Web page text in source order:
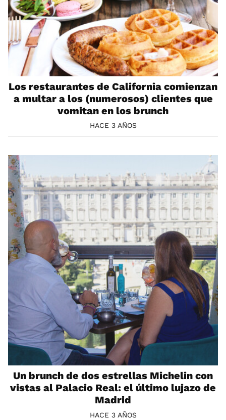
Los restaurantes de California comienzan
a multar a los (numerosos) clientes que
vomitan en los brunch
HACE 3 AÑOS
Un brunch de dos estrellas Michelin con
vistas al Palacio Real: el último lujazo de
Madrid
HACE 3 AÑOS